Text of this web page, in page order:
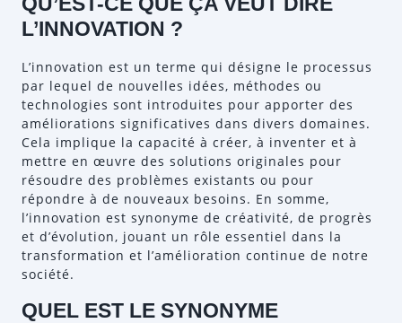
L’INNOVATION ?
L’innovation est un terme qui désigne le processus
par lequel de nouvelles idées, méthodes ou
technologies sont introduites pour apporter des
améliorations significatives dans divers domaines.
Cela implique la capacité à créer, à inventer et à
mettre en œuvre des solutions originales pour
résoudre des problèmes existants ou pour
répondre à de nouveaux besoins. En somme,
l’innovation est synonyme de créativité, de progrès
et d’évolution, jouant un rôle essentiel dans la
transformation et l’amélioration continue de notre
société.
QUEL EST LE SYNONYME